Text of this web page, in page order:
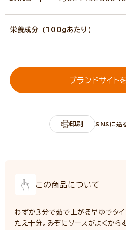
栄養成分 (100gあたり)
1.8g
炭水化物 73.1g
5.4g
ブランドサイト
印刷 SNSに送
この商品について
わずか３分で茹で上がる早ゆでタイ
たえ十分。みぞにソースがよくか